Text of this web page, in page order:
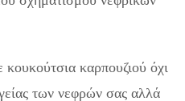
καρπουζιού όχι
των νεφρών σας αλλά